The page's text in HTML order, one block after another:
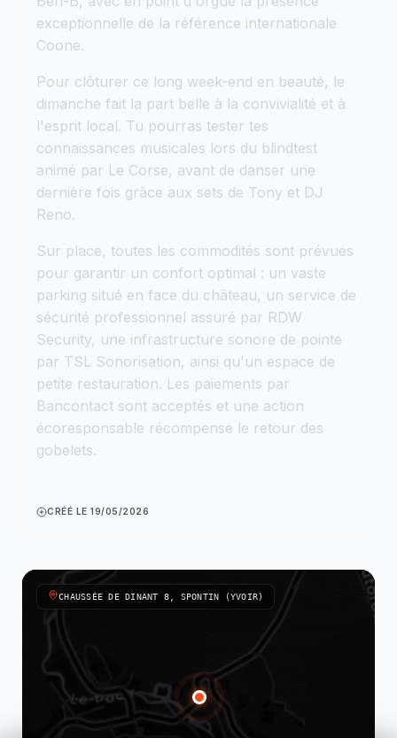
exceptionnelle de la référence internationale
Coone.
Pour clôturer ce long week-end en beauté, le
dimanche fait la part belle à la convivialité et à
l'esprit local. Tu pourras tester tes
connaissances musicales lors du blindtest
animé par Le Corse, avant de danser une
dernière fois grâce aux sets de Tony et DJ
Reno.
Sur place, toutes les commodités sont prévues
pour garantir un confort optimal : un vaste
parking situé en face du château, un service de
sécurité professionnel assuré par RDW
Security, une infrastructure sonore de pointe
par TSL Sonorisation, ainsi qu'un espace de
petite restauration. Les paiements par
Bancontact sont acceptés et une action
écoresponsable récompense le retour des
gobelets.
CRÉÉ LE 19/05/2026
CHAUSSÉE DE DINANT 8, SPONTIN (YVOIR)